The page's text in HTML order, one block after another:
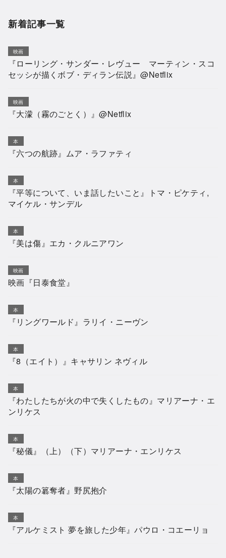
新着記事一覧
映画
『ローリング・サンダー・レヴュー マーティン・スコ
セッシが描くボブ・ディラン伝説』@Netflix
映画
『大濛（霧のごとく）』@Netflix
本
『六つの航跡』ムア・ラファティ
本
『平等について、いま話したいこと』トマ・ピケティ,
マイケル・サンデル
本
『美は傷』エカ・クルニアワン
映画
映画『日泰食堂』
本
『リングワールド』ラリイ・ニーヴン
本
『8（エイト）』キャサリン ネヴィル
本
『わたしたちが火の中で失くしたもの』マリアーナ・エ
ンリケス
本
『秘儀』（上）（下）マリアーナ・エンリケス
本
『太陽の簒奪者』野尻抱介
本
『アルケミスト 夢を旅した少年』パウロ・コエーリョ